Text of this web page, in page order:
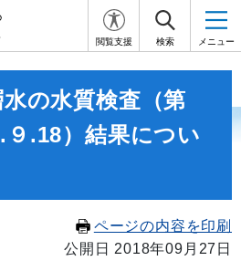
閲覧支援 検索 メニュー
の水質検査（第
９.18）結果につい
ページの内容を印刷
公開日 2018年09月27日